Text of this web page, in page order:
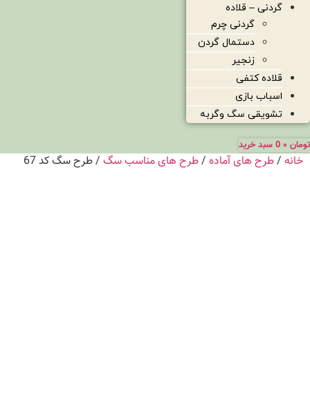
گردنی – قلاده
گردنی چرم
دستمال گردن
زنجیر
قلاده کتفی
اسباب بازی
تشویقی سگ وگربه
تومان 0 سبد خرید
خانه /طرح های آماده /طرح های مناسب سگ / طرح سگ کد 67